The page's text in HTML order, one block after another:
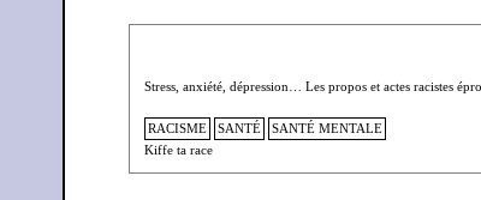
Stress, anxiété, dépression… Les propos et actes racistes
RACISME SANTÉ
SANTÉ MENTALE
Kiffe ta race